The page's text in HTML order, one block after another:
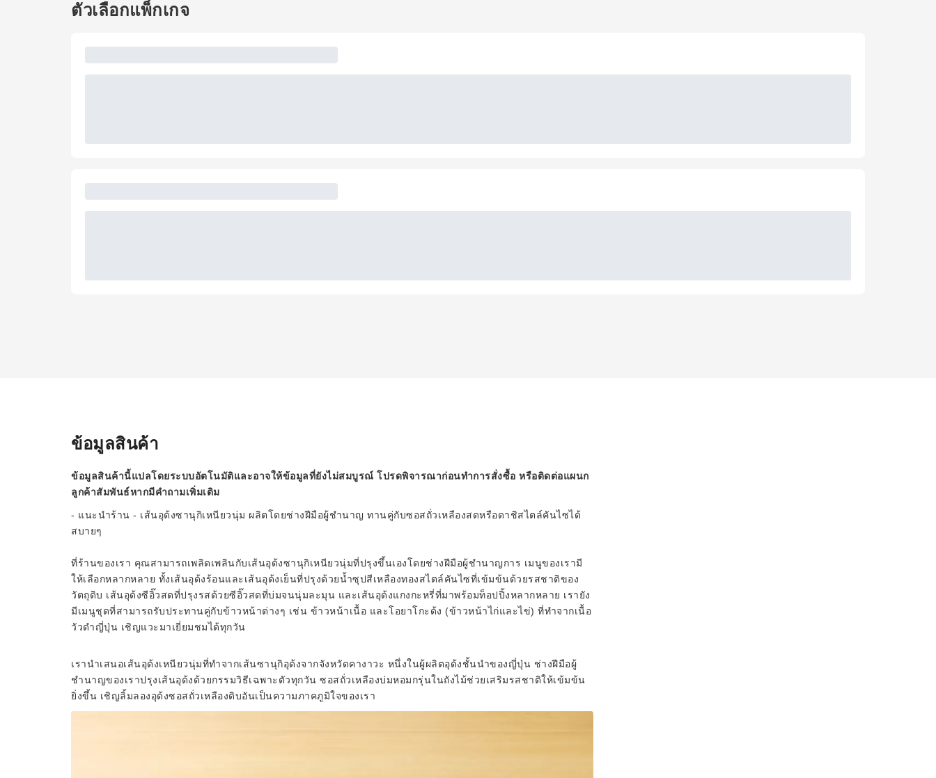
ตัวเลือกแพ็กเกจ
ข้อมูลสินค้า
ข้อมูลสินค้านี้แปลโดยระบบอัตโนมัติและอาจให้ข้อมูลที่ยังไม่สมบูรณ์ โปรดพิจารณาก่อนทำการสั่งซื้อ หรือติดต่อแผนก
ลูกค้าสัมพันธ์หากมีคำถามเพิ่มเติม
- แนะนำร้าน - เส้นอุด้งซานุกิเหนียวนุ่ม ผลิตโดยช่างฝีมือผู้ชำนาญ ทานคู่กับซอสถั่วเหลืองสดหรือดาชิสไตล์คันไซได้
สบายๆ
ที่ร้านของเรา คุณสามารถเพลิดเพลินกับเส้นอุด้งซานุกิเหนียวนุ่มที่ปรุงขึ้นเองโดยช่างฝีมือผู้ชำนาญการ เมนูของเรามี
ให้เลือกหลากหลาย ทั้งเส้นอุด้งร้อนและเส้นอุด้งเย็นที่ปรุงด้วยน้ำซุปสีเหลืองทองสไตล์คันไซที่เข้มข้นด้วยรสชาติของ
วัตถุดิบ เส้นอุด้งซีอิ๊วสดที่ปรุงรสด้วยซีอิ๊วสดที่บ่มจนนุ่มละมุน และเส้นอุด้งแกงกะหรี่ที่มาพร้อมท็อปปิ้งหลากหลาย เรายัง
มีเมนูชุดที่สามารถรับประทานคู่กับข้าวหน้าต่างๆ เช่น ข้าวหน้าเนื้อ และโอยาโกะด้ง (ข้าวหน้าไก่และไข่) ที่ทำจากเนื้อ
วัวดำญี่ปุ่น เชิญแวะมาเยี่ยมชมได้ทุกวัน
เรานำเสนอเส้นอุด้งเหนียวนุ่มที่ทำจากเส้นซานุกิอุด้งจากจังหวัดคางาวะ หนึ่งในผู้ผลิตอุด้งชั้นนำของญี่ปุ่น ช่างฝีมือผู้
ชำนาญของเราปรุงเส้นอุด้งด้วยกรรมวิธีเฉพาะตัวทุกวัน ซอสถั่วเหลืองบ่มหอมกรุ่นในถังไม้ช่วยเสริมรสชาติให้เข้มข้น
ยิ่งขึ้น เชิญลิ้มลองอุด้งซอสถั่วเหลืองดิบอันเป็นความภาคภูมิใจของเรา